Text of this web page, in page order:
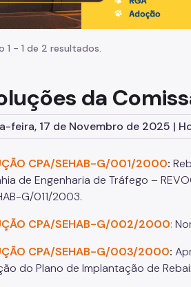
1 - 1 de 2 resultados.
da
feira, 17 de Novembro de 2025 |
CPA/SEHAB-G/001/2000:
de Engenharia de Tráfego –
G/011/2003.
CPA/SEHAB-G/002/2000:
CPA/SEHAB-G/003/2000:
do Plano de Implantação de